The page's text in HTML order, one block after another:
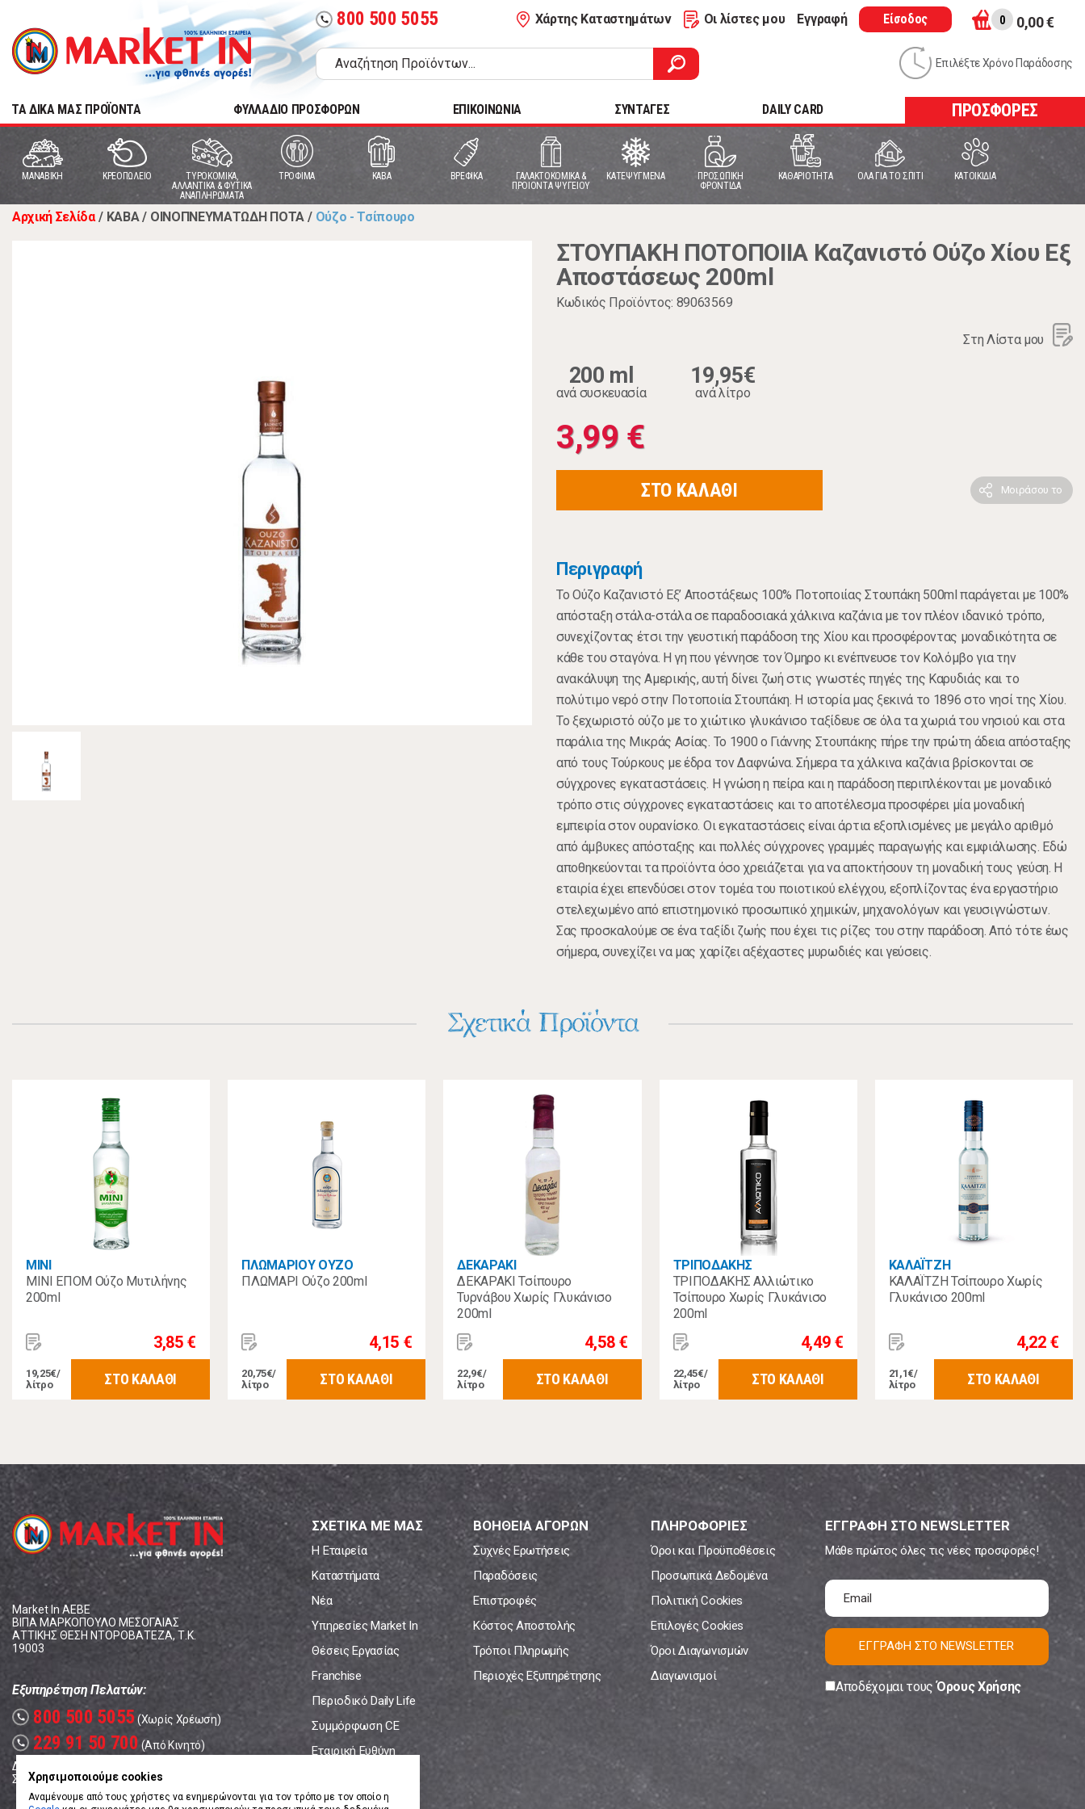
call 800 500 5055 Χάρτης Καταστημάτων Οι λίστες μου Εγγραφή Είσοδος 0 0,00 €
Επιλέξτε Χρόνο Παράδοσης
TA ΔΙΚΑ ΜΑΣ ΠΡΟΪΟΝΤΑ ΦΥΛΛΑΔΙΟ ΠΡΟΣΦΟΡΩΝ ΕΠΙΚΟΙΝΩΝΙΑ ΣΥΝΤΑΓΕΣ DAILY CARD ΠΡΟΣΦΟΡΕΣ
MANABIKH ΚΡΕΟΠΩΛΕΙΟ
ΤΥΡΟΚΟΜΙΚΑ,
ΑΛΛΑΝΤΙΚΑ & ΦΥΤΙΚΑ
ΑΝΑΠΛΗΡΩΜΑΤΑ
ΤΡΟΦΙΜΑ ΚΑΒΑ ΒΡΕΦΙΚΑ
ΓΑΛΑΚΤΟΚΟΜΙΚΑ &
ΠΡΟΙΟΝΤΑ ΨΥΓΕΙΟΥ
ΚΑΤΕΨΥΓΜΕΝΑ
ΠΡΟΣΩΠΙΚΗ
ΦΡΟΝΤΙΔΑ
ΚΑΘΑΡΙΟΤΗΤΑ ΟΛΑ ΓΙΑ ΤΟ ΣΠΙΤΙ ΚΑΤΟΙΚΙΔΙΑ
Αρχική Σελίδα / ΚΑΒΑ / ΟΙΝΟΠΝΕΥΜΑΤΩΔΗ ΠΟΤΑ / Ούζο - Τσίπουρο
ΣΤΟΥΠΑΚΗ ΠΟΤΟΠΟΙΙΑ Καζανιστό Ούζο Χίου Εξ
Αποστάσεως 200ml
Κωδικός Προϊόντος: 89063569
Στη Λίστα μου
200 ml
ανά συσκευασία
19,95€
ανά λίτρο
3,99 €
ΣΤΟ ΚΑΛΑΘΙ Μοιράσου το
Περιγραφή
Το Ούζο Καζανιστό Εξ’ Αποστάξεως 100% Ποτοποιίας Στουπάκη 500ml παράγεται με 100%
απόσταξη στάλα-στάλα σε παραδοσιακά χάλκινα καζάνια µε τον πλέον ιδανικό τρόπο,
συνεχίζοντας έτσι την γευστική παράδοση της Χίου και προσφέροντας μοναδικότητα σε
κάθε του σταγόνα. Η γη που γέννησε τον Όμηρο κι ενέπνευσε τον Κολόμβο για την
ανακάλυψη της Αμερικής, αυτή δίνει ζωή στις γνωστές πηγές της Καρυδιάς και το
πολύτιμο νερό στην Ποτοποιία Στουπάκη. Η ιστορία μας ξεκινά το 1896 στο νησί της Χίου.
Το ξεχωριστό ούζο με το χιώτικο γλυκάνισο ταξίδευε σε όλα τα χωριά του νησιού και στα
παράλια της Μικράς Ασίας. Το 1900 ο Γιάννης Στουπάκης πήρε την πρώτη άδεια απόσταξης
από τους Τούρκους με έδρα τον Δαφνώνα. Σήμερα τα χάλκινα καζάνια βρίσκονται σε
σύγχρονες εγκαταστάσεις. Η γνώση η πείρα και η παράδοση περιπλέκονται με μοναδικό
τρόπο στις σύγχρονες εγκαταστάσεις και το αποτέλεσμα προσφέρει μία μοναδική
εμπειρία στον ουρανίσκο. Οι εγκαταστάσεις είναι άρτια εξοπλισμένες με μεγάλο αριθμό
από άμβυκες απόσταξης και πολλές σύγχρονες γραμμές παραγωγής και εμφιάλωσης. Εδώ
αποθηκεύονται τα προϊόντα όσο χρειάζεται για να αποκτήσουν τη μοναδική τους γεύση. Η
εταιρία έχει επενδύσει στον τομέα του ποιοτικού ελέγχου, εξοπλίζοντας ένα εργαστήριο
στελεχωμένο από επιστημονικό προσωπικό χημικών, μηχανολόγων και γευσιγνώστων.
Σας προσκαλούμε σε ένα ταξίδι ζωής που έχει τις ρίζες του στην παράδοση. Από τότε έως
σήμερα, συνεχίζει να μας χαρίζει αξέχαστες μυρωδιές και γεύσεις.
Σχετικά Προϊόντα
MINI
MINI ΕΠΟΜ Ούζο Μυτιλήνης
200ml
3,85 €
19,25€/
λίτρο
ΣΤΟ ΚΑΛΑΘΙ
ΠΛΩΜΑΡΙΟΥ ΟΥΖΟ
ΠΛΩΜΑΡΙ Ούζο 200ml
4,15 €
20,75€/
λίτρο
ΣΤΟ ΚΑΛΑΘΙ
ΔΕΚΑΡΑΚΙ
ΔΕΚΑΡΑΚΙ Τσίπουρο
Τυρνάβου Χωρίς Γλυκάνισο
200ml
4,58 €
22,9€/
λίτρο
ΣΤΟ ΚΑΛΑΘΙ
ΤΡΙΠΟΔΑΚΗΣ
ΤΡΙΠΟΔΑΚΗΣ Αλλιώτικο
Τσίπουρο Χωρίς Γλυκάνισο
200ml
4,49 €
22,45€/
λίτρο
ΣΤΟ ΚΑΛΑΘΙ
ΚΑΛΑΪΤΖΗ
ΚΑΛΑΪΤΖΗ Τσίπουρο Χωρίς
Γλυκάνισο 200ml
4,22 €
21,1€/
λίτρο
ΣΤΟ ΚΑΛΑΘΙ
Market In ΑΕΒΕ
ΒΙΠΑ ΜΑΡΚΟΠΟΥΛΟ ΜΕΣΟΓΑΙΑΣ
ΑΤΤΙΚΗΣ ΘΕΣΗ ΝΤΟΡΟΒΑΤΕΖΑ, Τ.Κ.
19003
Εξυπηρέτηση Πελατών:
call 800 500 5055 (Χωρίς Χρέωση)
call 229 91 50 700 (Από Κινητό)
Δευτέρα - Παρασκευή: 08:00 - 17:00
Σάββατο: 08:00 – 14:00
ΣΧΕΤΙΚΑ ΜΕ ΜΑΣ
Η Εταιρεία
Καταστήματα
Νέα
Υπηρεσίες Market In
Θέσεις Εργασίας
Franchise
Περιοδικό Daily Life
Συμμόρφωση CE
Εταιρική Ευθύνη
ΒΟΗΘΕΙΑ ΑΓΟΡΩΝ
Συχνές Ερωτήσεις
Παραδόσεις
Επιστροφές
Κόστος Αποστολής
Τρόποι Πληρωμής
Περιοχές Εξυπηρέτησης
ΠΛΗΡΟΦΟΡΙΕΣ
Όροι και Προϋποθέσεις
Προσωπικά Δεδομένα
Πολιτική Cookies
Επιλογές Cookies
Όροι Διαγωνισμών
Διαγωνισμοί
ΕΓΓΡΑΦΗ ΣΤΟ NEWSLETTER
Μάθε πρώτος όλες τις νέες προσφορές!
ΕΓΓΡΑΦΗ ΣΤΟ NEWSLETTER
Αποδέχομαι τουςΌρους Χρήσης
Χρησιμοποιούμε cookies
Αναμένουμε από τους χρήστες να ενημερώνονται για τον τρόπο με τον οποίο η